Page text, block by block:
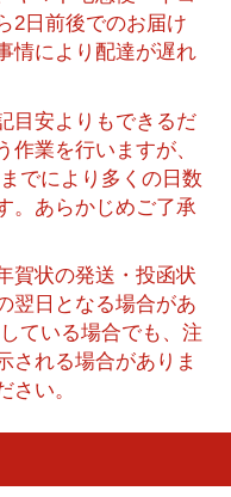
2日前後でのお届け
情により配達が遅れ
目安よりもできるだ
作業を行いますが、
でにより多くの日数
。あらかじめご了承
賀状の発送・投函状
翌日となる場合があ
ている場合でも、注
される場合がありま
さい。